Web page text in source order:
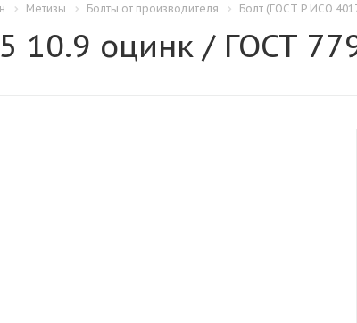
Метизы Болты от производителя Болт (ГОСТ Р ИСО
10.9 оцинк / ГОСТ